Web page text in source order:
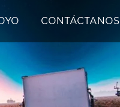
CONTÁCTANOS